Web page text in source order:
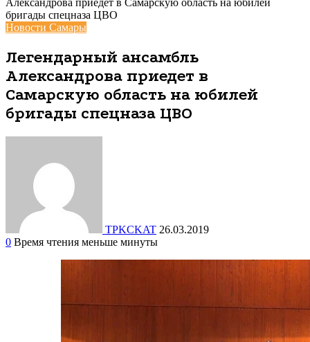
Александрова приедет в Самарскую область на юбилей
бригады спецназа ЦВО
Новости Самары
Легендарный ансамбль
Александрова приедет в
Самарскую область на юбилей
бригады спецназа ЦВО
TPKCKAT 26.03.2019
0 Время чтения меньше минуты